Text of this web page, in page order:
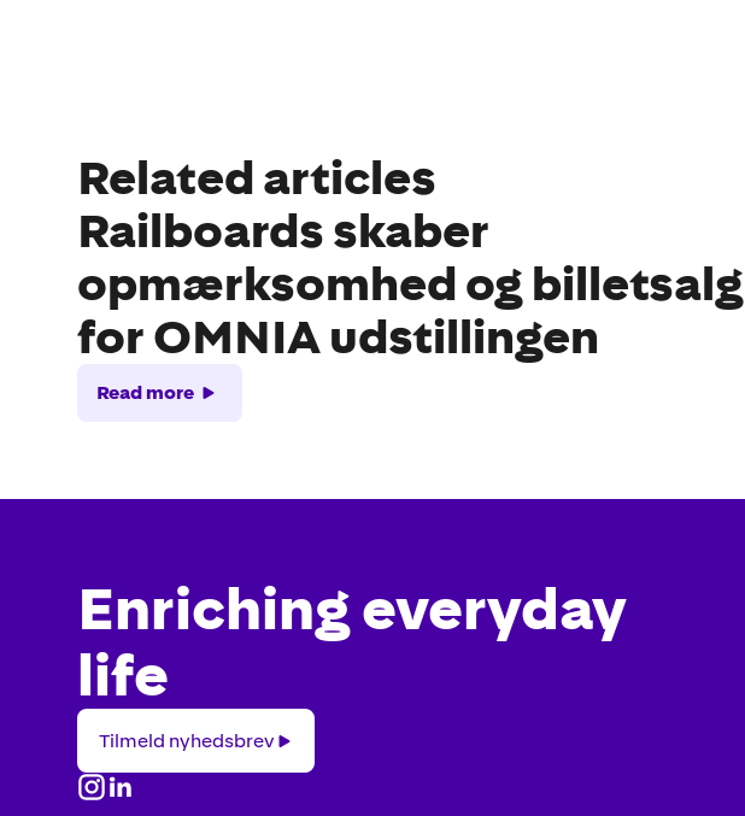
Related articles
Railboards skaber
opmærksomhed og billetsalg
for OMNIA udstillingen
Read more
Enriching everyday
life
nyhedsbrev
Tilmeld nyhedsbrev